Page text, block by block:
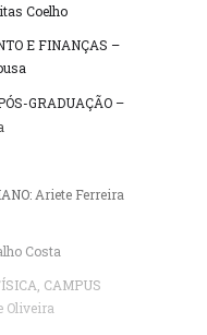
Coelho
E FINANÇAS –
GRADUAÇÃO –
: Ariete Ferreira
Costa
CAMPUS
Oliveira